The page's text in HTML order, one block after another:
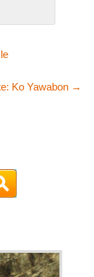
Ko Yawabon →